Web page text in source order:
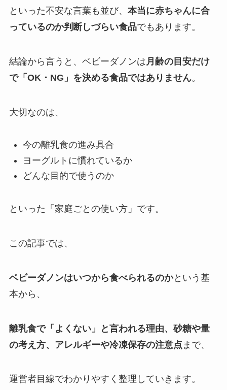
といった不安な言葉も並び、 本当に赤ちゃんに合
っているのか判断しづらい食品でもあります。
結論から言うと、ベビーダノンは 月齢の目安だけ
で「OK・NG」を決める食品ではありません。
大切なのは、
今の離乳食の進み具合
ヨーグルトに慣れているか
どんな目的で使うのか
といった「家庭ごとの使い方」です。
この記事では、
ベビーダノンはいつから食べられるのかという基
本から、
離乳食で「よくない」と言われる理由、砂糖や量
の考え方、アレルギーや冷凍保存の注意点 まで、
運営者目線でわかりやすく整理していきます。